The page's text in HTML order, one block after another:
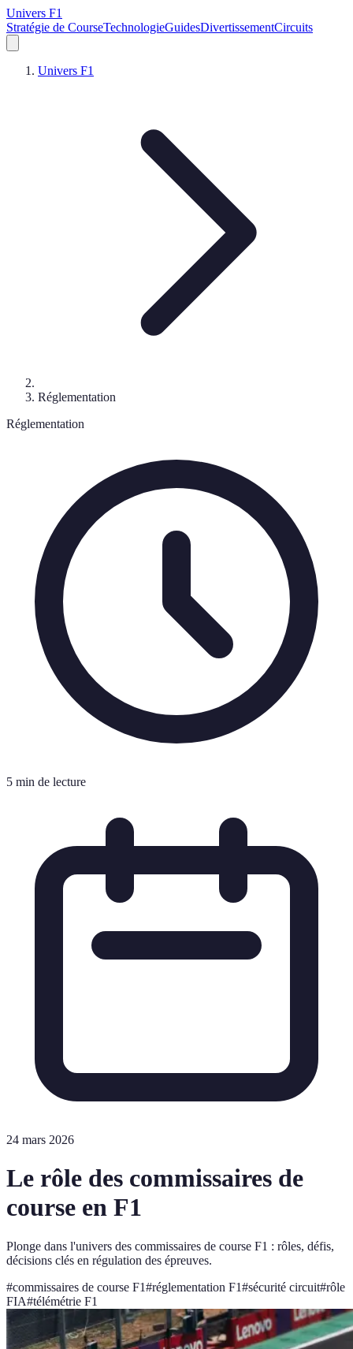
Univers F1
Stratégie de CourseTechnologieGuidesDivertissementCircuits
Univers F1
Réglementation
Réglementation
5 min de lecture
24 mars 2026
Le rôle des commissaires de
course en F1
Plonge dans l'univers des commissaires de course F1 : rôles, défis,
décisions clés en régulation des épreuves.
#commissaires de course F1#réglementation F1#sécurité circuit#rôle
FIA#télémétrie F1